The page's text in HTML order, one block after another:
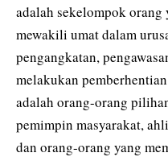
adalah sekelompok
mewakili umat dalam
pengangkatan,
melakukan
adalah orang-orang
pemimpin masyarakat,
dan orang-orang yang